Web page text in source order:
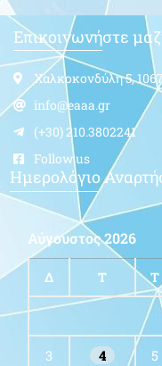
Επικοινωνήστε
Χαλκοκονδύλη 5,
info@eaaa.gr
(+30) 210.3802241
Follow us
Ημερολόγιο
Αύγουστος 2026
Δ Τ Τ
3 4 5